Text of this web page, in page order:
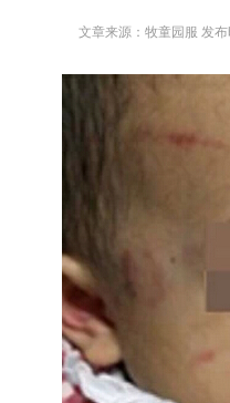
文章来源：牧童园服 发